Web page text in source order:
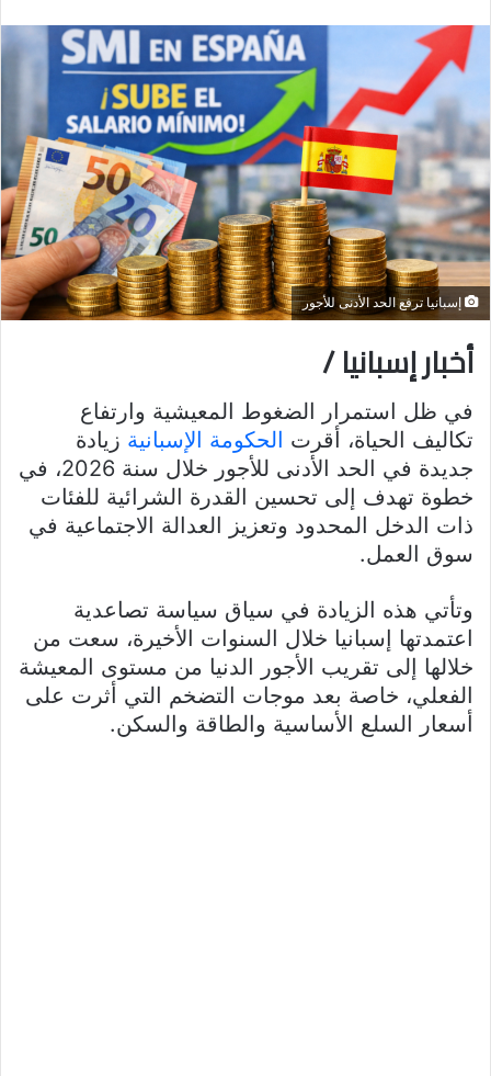
إسبانيا ترفع الحد الأدنى للأجور
أخبار إسبانيا /
في ظل استمرار الضغوط المعيشية وارتفاع
تكاليف الحياة، أقرت الحكومة الإسبانية زيادة
جديدة في الحد الأدنى للأجور خلال سنة 2026، في
خطوة تهدف إلى تحسين القدرة الشرائية للفئات
ذات الدخل المحدود وتعزيز العدالة الاجتماعية في
سوق العمل.
وتأتي هذه الزيادة في سياق سياسة تصاعدية
اعتمدتها إسبانيا خلال السنوات الأخيرة، سعت من
خلالها إلى تقريب الأجور الدنيا من مستوى المعيشة
الفعلي، خاصة بعد موجات التضخم التي أثرت على
أسعار السلع الأساسية والطاقة والسكن.